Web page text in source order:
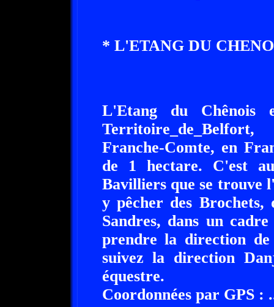
* L'ETANG DU
L'Etang du
Franche-Comte, en
de 1 hectare. C'est
Bavilliers que se trouve
y pêcher des Brochets,
Sandres, dans un
prendre la direction
suivez la direction
équestre.
Coordonnées par GPS :